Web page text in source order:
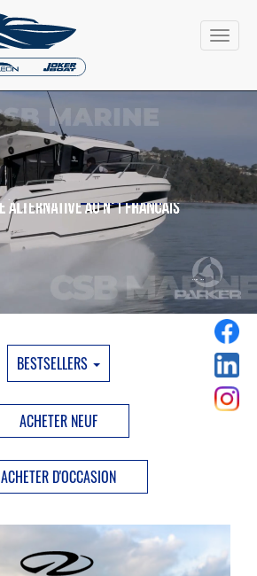
BESTSELLERS
ACHETER NEUF
ACHETER D'OCCASION